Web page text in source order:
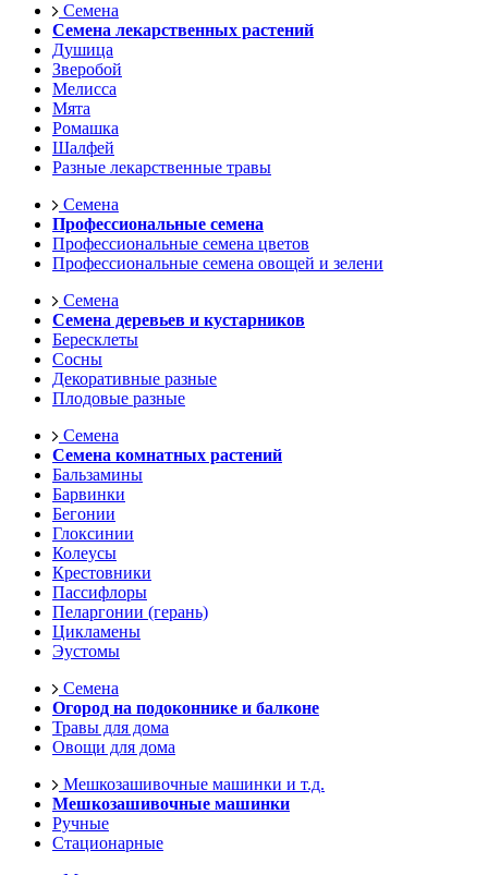
Семена
Семена лекарственных растений
Душица
Зверобой
Мелисса
Мята
Ромашка
Шалфей
Разные лекарственные травы
Семена
Профессиональные семена
Профессиональные семена цветов
Профессиональные семена овощей и зелени
Семена
Семена деревьев и кустарников
Бересклеты
Сосны
Декоративные разные
Плодовые разные
Семена
Семена комнатных растений
Бальзамины
Барвинки
Бегонии
Глоксинии
Колеусы
Крестовники
Пассифлоры
Пеларгонии (герань)
Цикламены
Эустомы
Семена
Огород на подоконнике и балконе
Травы для дома
Овощи для дома
Мешкозашивочные машинки и т.д.
Мешкозашивочные машинки
Ручные
Стационарные